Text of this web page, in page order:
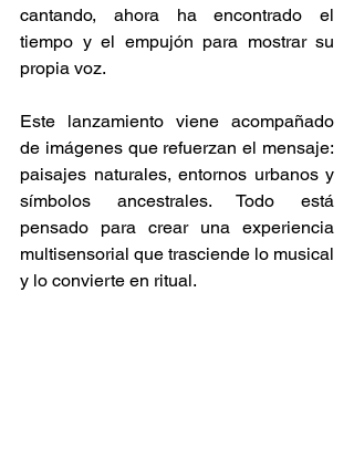
cantando, ahora ha encontrado el
tiempo y el empujón para mostrar su
propia voz.
Este lanzamiento viene acompañado
de imágenes que refuerzan el mensaje:
paisajes naturales, entornos urbanos y
símbolos ancestrales. Todo está
pensado para crear una experiencia
multisensorial que trasciende lo musical
y lo convierte en ritual.